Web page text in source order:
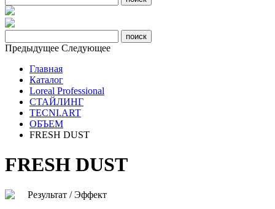
Предыдущее Следующее
Главная
Каталог
Loreal Professional
СТАЙЛИНГ
TECNI.ART
ОБЪЕМ
FRESH DUST
FRESH DUST
Результат / Эффект